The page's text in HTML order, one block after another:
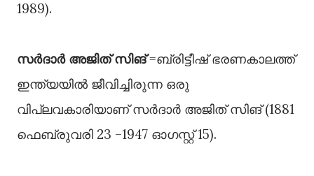
1989).
സർദാർ അജിത് സിങ്=ബ്രിട്ടീഷ് ഭരണകാലത്ത്
ഇന്ത്യയിൽ ജീവിച്ചിരുന്ന ഒരു
വിപ്ലവകാരിയാണ് സർദാർ അജിത് സിങ് (1881
ഫെബ്രുവരി 23 –1947 ഓഗസ്റ്റ് 15).